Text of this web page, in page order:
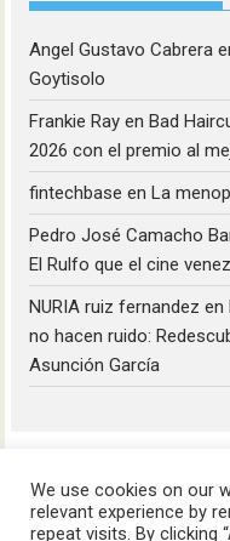
Angel Gustavo Cabrera
Goytisolo
Frankie Ray enBad
2026 con el premio al
fintechbase enLa
Pedro José Camacho
El Rulfo que el cine
NURIA ruiz fernandez en
no hacen ruido:
Asunción García
We use cookies on our
relevant experience by
repeat visits. By clicking